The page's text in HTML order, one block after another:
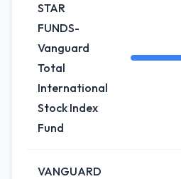
STAR
FUNDS-
Vanguard
Total
International
Stock Index
Fund
VANGUARD